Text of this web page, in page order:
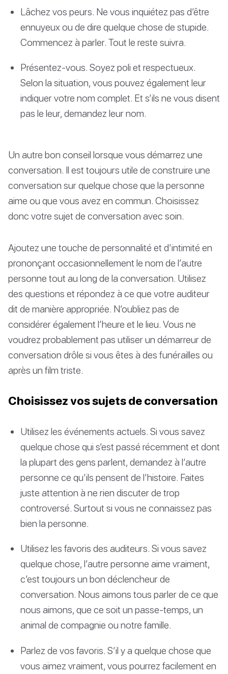
Lâchez vos peurs. Ne vous inquiétez pas d’être
ennuyeux ou de dire quelque chose de stupide.
Commencez à parler. Tout le reste suivra.
Présentez-vous. Soyez poli et respectueux.
Selon la situation, vous pouvez également leur
indiquer votre nom complet. Et s’ils ne vous disent
pas le leur, demandez leur nom.
Un autre bon conseil lorsque vous démarrez une
conversation. Il est toujours utile de construire une
conversation sur quelque chose que la personne
aime ou que vous avez en commun. Choisissez
donc votre sujet de conversation avec soin.
Ajoutez une touche de personnalité et d’intimité en
prononçant occasionnellement le nom de l’autre
personne tout au long de la conversation. Utilisez
des questions et répondez à ce que votre auditeur
dit de manière appropriée. N’oubliez pas de
considérer également l’heure et le lieu. Vous ne
voudrez probablement pas utiliser un démarreur de
conversation drôle si vous êtes à des funérailles ou
après un film triste.
Choisissez vos sujets de conversation
Utilisez les événements actuels. Si vous savez
quelque chose qui s’est passé récemment et dont
la plupart des gens parlent, demandez à l’autre
personne ce qu’ils pensent de l’histoire. Faites
juste attention à ne rien discuter de trop
controversé. Surtout si vous ne connaissez pas
bien la personne.
Utilisez les favoris des auditeurs. Si vous savez
quelque chose, l’autre personne aime vraiment,
c’est toujours un bon déclencheur de
conversation. Nous aimons tous parler de ce que
nous aimons, que ce soit un passe-temps, un
animal de compagnie ou notre famille.
Parlez de vos favoris. S’il y a quelque chose que
vous aimez vraiment, vous pourrez facilement en